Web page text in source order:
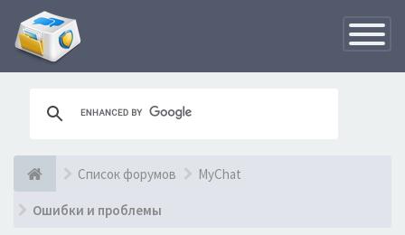
Список форумов MyChat
Ошибки и проблемы